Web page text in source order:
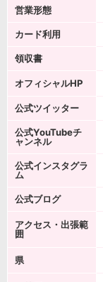
営業形態
カード利用
領収書
オフィシャルHP
公式ツイッター
公式YouTubeチ
ャンネル
公式インスタグラ
ム
公式ブログ
アクセス・出張範
囲
県